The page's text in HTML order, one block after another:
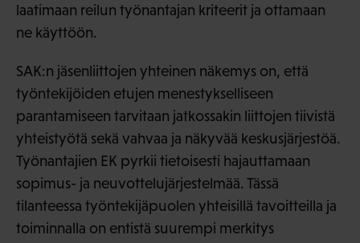
laatimaan reilun työnantajan kriteerit ja ottamaan
ne käyttöön.
SAK:n jäsenliittojen yhteinen näkemys on, että
työntekijöiden etujen menestykselliseen
parantamiseen tarvitaan jatkossakin liittojen tiivistä
yhteistyötä sekä vahvaa ja näkyvää keskusjärjestöä.
Työnantajien EK pyrkii tietoisesti hajauttamaan
sopimus- ja neuvottelujärjestelmää. Tässä
tilanteessa työntekijäpuolen yhteisillä tavoitteilla ja
toiminnalla on entistä suurempi merkitys